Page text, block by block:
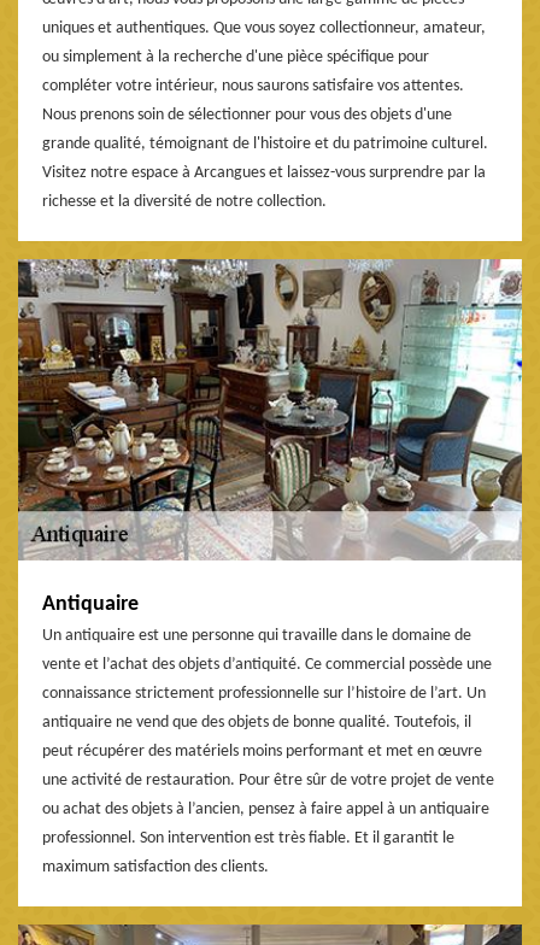
uniques et authentiques. Que vous soyez collectionneur, amateur,
ou simplement à la recherche d'une pièce spécifique pour
compléter votre intérieur, nous saurons satisfaire vos attentes.
Nous prenons soin de sélectionner pour vous des objets d'une
grande qualité, témoignant de l'histoire et du patrimoine culturel.
Visitez notre espace à Arcangues et laissez-vous surprendre par la
richesse et la diversité de notre collection.
Antiquaire
Un antiquaire est une personne qui travaille dans le domaine de
vente et l’achat des objets d’antiquité. Ce commercial possède une
connaissance strictement professionnelle sur l’histoire de l’art. Un
antiquaire ne vend que des objets de bonne qualité. Toutefois, il
peut récupérer des matériels moins performant et met en œuvre
une activité de restauration. Pour être sûr de votre projet de vente
ou achat des objets à l’ancien, pensez à faire appel à un antiquaire
professionnel. Son intervention est très fiable. Et il garantit le
maximum satisfaction des clients.